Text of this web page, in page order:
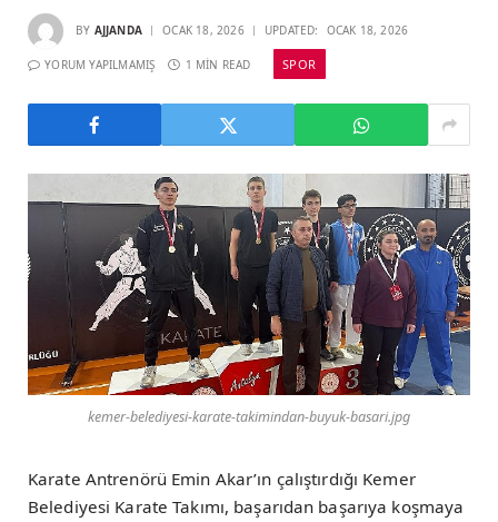
BY AJJANDA OCAK 18, 2026 UPDATED: OCAK 18, 2026
YORUM YAPILMAMIŞ 1 MIN READ SPOR
kemer-belediyesi-karate-takimindan-buyuk-basari.jpg
Karate Antrenörü Emin Akar’ın çalıştırdığı Kemer
Belediyesi Karate Takımı, başarıdan başarıya koşmaya